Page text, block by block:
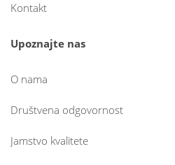
Kontakt
Upoznajte nas
O nama
Društvena odgovornost
Jamstvo kvalitete